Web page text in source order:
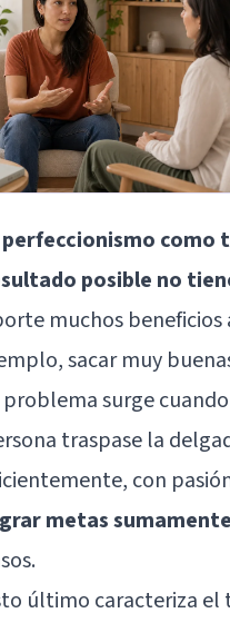
perfeccionismo como
posible no
muchos beneficios
sacar muy
problema surge
traspase la
con
metas
último caracteriza